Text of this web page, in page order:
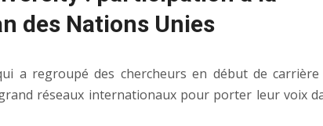
des Nations Unies
a regroupé des chercheurs en début de
réseaux internationaux pour porter leur voix